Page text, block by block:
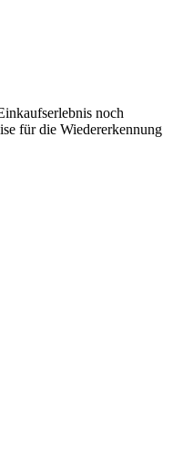
noch
für die Wiedererkennung